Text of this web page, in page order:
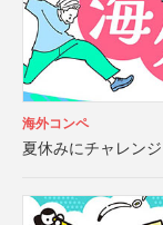
海外コンペ
夏休みにチャレン